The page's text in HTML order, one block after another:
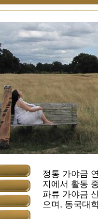
정통 가야금
지에서 활동
파류 가야금
으며, 동국대